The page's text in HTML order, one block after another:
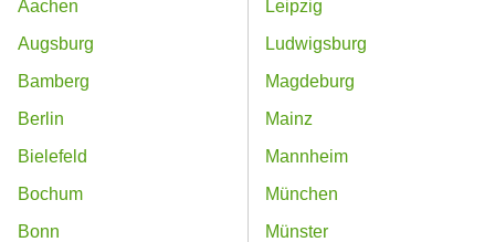
Aachen
Augsburg
Bamberg
Berlin
Bielefeld
Bochum
Bonn
Leipzig
Ludwigsburg
Magdeburg
Mainz
Mannheim
München
Münster